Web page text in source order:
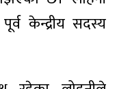
पूर्व केन्द्रीय सदस्य